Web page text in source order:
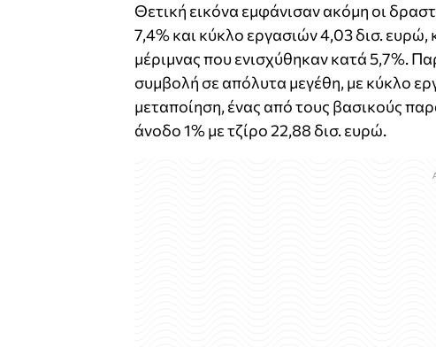
Θετική εικόνα εμφάνισαν ακόμη οι
7,4% και κύκλο εργασιών 4,03 δισ. ευρώ,
μέριμνας που ενισχύθηκαν κατά 5,7%.
συμβολή σε απόλυτα μεγέθη, με κύκλο
μεταποίηση, ένας από τους βασικούς
άνοδο 1% με τζίρο 22,88 δισ. ευρώ.